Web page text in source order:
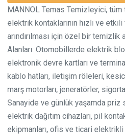
MANNOL Temas Temizleyici, tüm
elektrik kontaklarının hızlı ve
arındırılması için özel bir temizlik
Alanları: Otomobillerde elektrik
elektronik devre kartları ve
kablo hatları, iletişim röleleri,
marş motorları, jeneratörler,
Sanayide ve günlük yaşamda priz
elektrik dağıtım cihazları, pil
ekipmanları, ofis ve ticari